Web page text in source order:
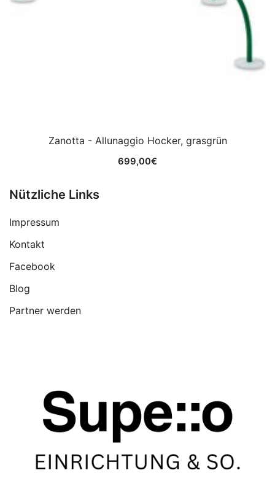
Zanotta - Allunaggio Hocker, grasgrün
699,00€
Nützliche Links
Impressum
Kontakt
Facebook
Blog
Partner werden